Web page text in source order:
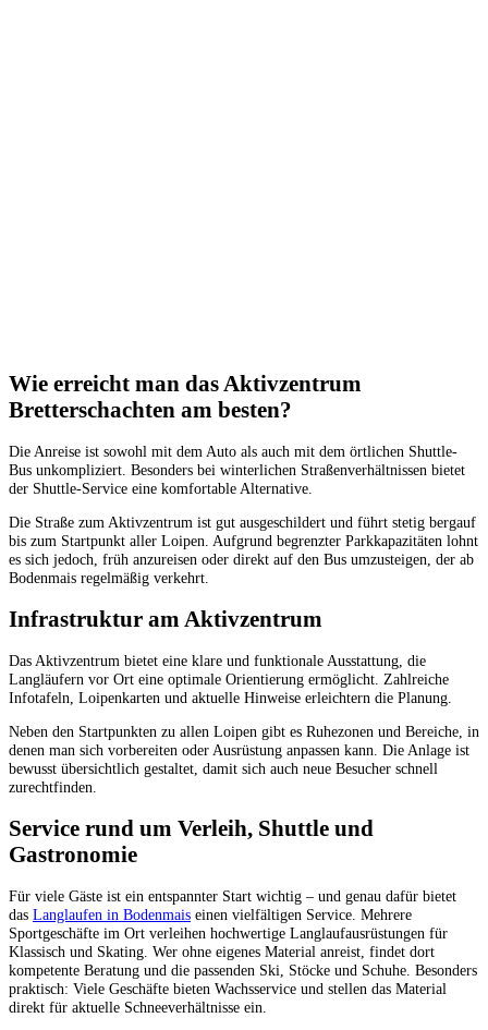
Wie erreicht man das Aktivzentrum
Bretterschachten am besten?
Die Anreise ist sowohl mit dem Auto als auch mit dem örtlichen Shuttle-
Bus unkompliziert. Besonders bei winterlichen Straßenverhältnissen bietet
der Shuttle-Service eine komfortable Alternative.
Die Straße zum Aktivzentrum ist gut ausgeschildert und führt stetig bergauf
bis zum Startpunkt aller Loipen. Aufgrund begrenzter Parkkapazitäten lohnt
es sich jedoch, früh anzureisen oder direkt auf den Bus umzusteigen, der ab
Bodenmais regelmäßig verkehrt.
Infrastruktur am Aktivzentrum
Das Aktivzentrum bietet eine klare und funktionale Ausstattung, die
Langläufern vor Ort eine optimale Orientierung ermöglicht. Zahlreiche
Infotafeln, Loipenkarten und aktuelle Hinweise erleichtern die Planung.
Neben den Startpunkten zu allen Loipen gibt es Ruhezonen und Bereiche, in
denen man sich vorbereiten oder Ausrüstung anpassen kann. Die Anlage ist
bewusst übersichtlich gestaltet, damit sich auch neue Besucher schnell
zurechtfinden.
Service rund um Verleih, Shuttle und
Gastronomie
Für viele Gäste ist ein entspannter Start wichtig – und genau dafür bietet
das Langlaufen in Bodenmais einen vielfältigen Service. Mehrere
Sportgeschäfte im Ort verleihen hochwertige Langlaufausrüstungen für
Klassisch und Skating. Wer ohne eigenes Material anreist, findet dort
kompetente Beratung und die passenden Ski, Stöcke und Schuhe. Besonders
praktisch: Viele Geschäfte bieten Wachsservice und stellen das Material
direkt für aktuelle Schneeverhältnisse ein.